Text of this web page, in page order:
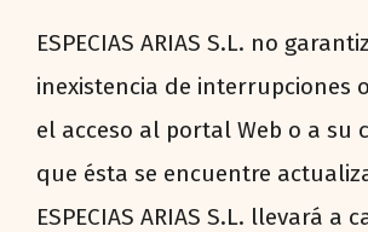
ESPECIAS ARIAS S.L. no
inexistencia de interrupciones
el acceso al portal Web o a su
que ésta se encuentre
ESPECIAS ARIAS S.L. llevará a